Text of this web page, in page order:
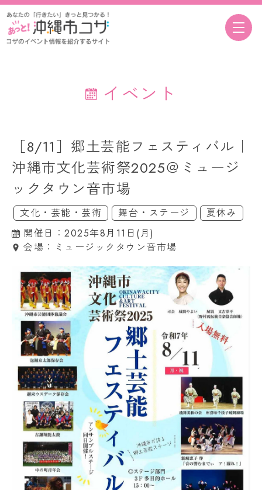
イベント
［8/11］郷土芸能フェスティバル｜
沖縄市文化芸術祭2025＠ミュージ
ックタウン音市場
文化・芸能・芸術 舞台・ステージ
夏休み
開催日：2025年8月11日(月)
会場：ミュージックタウン音市場